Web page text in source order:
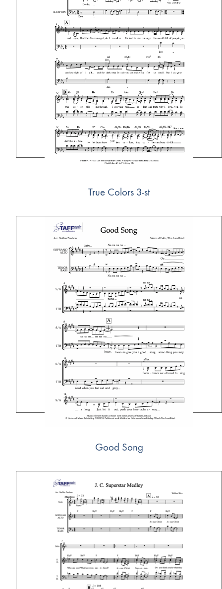
True Colors 3-st
Good Song